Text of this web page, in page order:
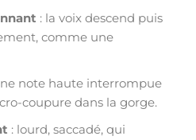
: la voix descend puis
comme une
note haute interrompue
coupure dans la gorge.
: lourd, saccadé, qui